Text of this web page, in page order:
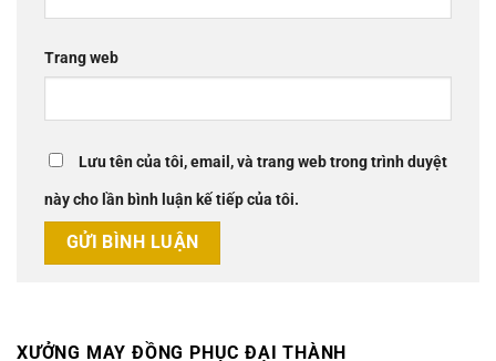
Trang web
Lưu tên của tôi, email, và trang web trong trình duyệt
này cho lần bình luận kế tiếp của tôi.
XƯỞNG MAY ĐỒNG PHỤC ĐẠI THÀNH